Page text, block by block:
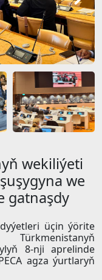
wekiliýeti
we
gatnaşdy
üçin ýörite
8-nji aprelinde
agza ýurtlaryň